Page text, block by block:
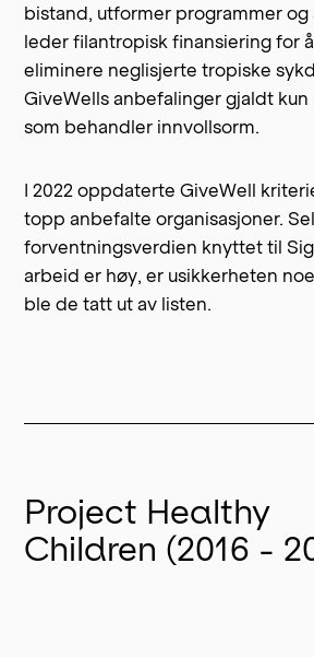
bistand, utformer programmer og
leder filantropisk finansiering for
eliminere neglisjerte tropiske
GiveWells anbefalinger gjaldt
som behandler innvollsorm.
I 2022oppdaterte GiveWell
topp anbefalte organisasjoner.
forventningsverdien knyttet til
arbeid er høy, er usikkerheten
ble de tatt ut av listen.
Project Healthy
Children (2016 -